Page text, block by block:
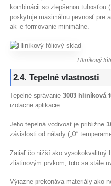
kombinácii so zlepšenou tuhosťou
poskytuje maximálnu pevnosť pre
ak je formovanie minimálne.
Hliníkový
2.4. Tepelné vlastnosti
Tepelné správanie 3003 hliníková
izolačné aplikácie.
Jeho tepelná vodivosť je približne
závislosti od nálady („O“
Zatiaľ čo nižší ako vysokokvalitný
zliatinovým prvkom, toto sa stále
Výrazne prekonáva materiály ako